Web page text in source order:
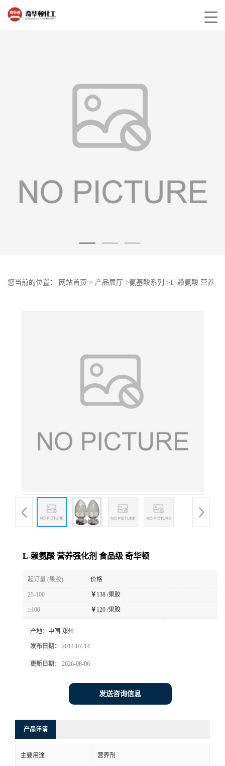
您当前的位置： 网站首页 > 产品展厅 >氨基酸系列 >L-赖氨酸 营养
L-赖氨酸 营养强化剂 食品级 奇华顿
起订量 (果胶) 价格
25-100 ￥ 138 /果胶
≥100 ￥ 120 /果胶
产地： 中国 郑州
发布日期： 2014-07-14
更新日期： 2026-08-06
发送咨询信息
产品详请
主要用途 营养剂